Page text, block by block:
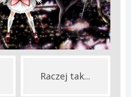
Raczej tak...